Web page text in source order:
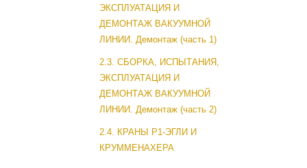
ЭКСПЛУАТАЦИЯ И
ДЕМОНТАЖ ВАКУУМНОЙ
ЛИНИИ. Демонтаж (часть 1)
2.3. СБОРКА, ИСПЫТАНИЯ,
ЭКСПЛУАТАЦИЯ И
ДЕМОНТАЖ ВАКУУМНОЙ
ЛИНИИ. Демонтаж (часть 2)
2.4. КРАНЫ Р1-ЭГЛИ И
КРУММЕНАХЕРА